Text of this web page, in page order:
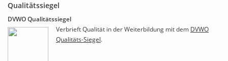
Qualitätssiegel
DVWO Qualitätssiegel
Verbrieft Qualität in der Weiterbildung mit dem DVWO
Qualitäts-Siegel.